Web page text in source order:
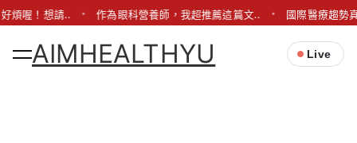
煩喔！想請.. 作為眼科營養師，我超推薦這篇文.. 國際醫療趨勢
AIMHEALTHYU Live